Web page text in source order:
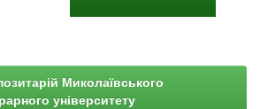
Миколаївського
університету